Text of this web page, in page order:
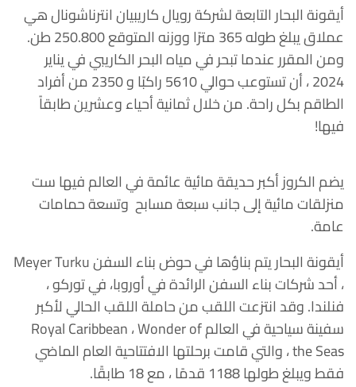
أيقونة البحار التابعة لشركة رويال كاريبيان انترناشونال هي
عملاق يبلغ طوله 365 مترًا ووزنه المتوقع 250.800 طن.
ومن المقرر عندما تبحر في مياه البحر الكاريبي في يناير
2024 ، أن تستوعب حوالي 5610 راكبًا و 2350 من أفراد
الطاقم بكل راحة. من خلال ثمانية أحياء وعشرين طابقاً
فيها!
يضم الكروز أكبر حديقة مائية عائمة في العالم فيها ست
منزلقات مائية إلى جانب سبعة مسابح وتسعة حمامات
عامة.
أيقونة البحار يتم بناؤها في حوض بناء السفن Meyer Turku
، أحد شركات بناء السفن الرائدة في أوروبا، في توركو ،
فنلندا. وقد انتزعت اللقب من حاملة اللقب الحالي لأكبر
سفينة سياحية في العالم Royal Caribbean ، Wonder of
the Seas ، والتي قامت برحلتها الافتتاحية العام الماضي
فقط ويبلغ طولها 1188 قدمًا ، مع 18 طابقًا.